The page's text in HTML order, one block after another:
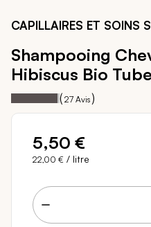
début
Galerie
CAPILLAIRES ET SOINS
Shampooing
Hibiscus Bio
Notation: 96
% of 100
( 27 Avis )
5,50 €
22,00 € / litre